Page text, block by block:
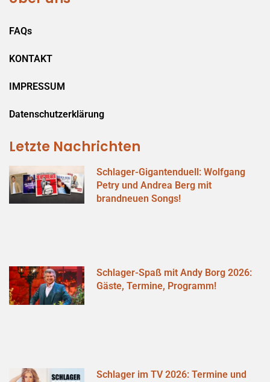
FAQs
KONTAKT
IMPRESSUM
Datenschutzerklärung
Letzte Nachrichten
Schlager-Gigantenduell: Wolfgang
Petry und Andrea Berg mit
brandneuen Songs!
Schlager-Spaß mit Andy Borg 2026:
Gäste, Termine, Programm!
Schlager im TV 2026: Termine und